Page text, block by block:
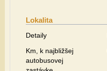
Lokalita
Detaily
Km, k najbližšej
autobusovej